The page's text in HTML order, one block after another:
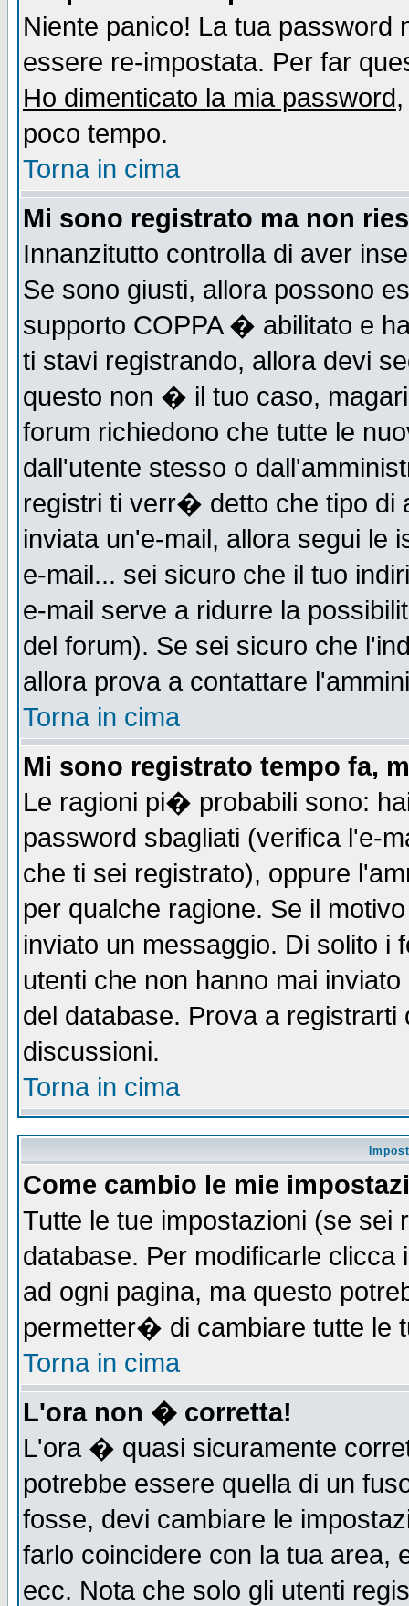
Niente panico! La tua
essere re-impostata. Per far
Ho dimenticato la mia password
poco tempo.
Torna in cima
Mi sono registrato ma non
Innanzitutto controlla di aver
Se sono giusti, allora possono
supporto COPPA � abilitato e
ti stavi registrando, allora devi
questo non � il tuo caso,
forum richiedono che tutte le
dall'utente stesso o
registri ti verr� detto che tipo
inviata un'e-mail, allora segui le
e-mail... sei sicuro che il tuo
e-mail serve a ridurre la
del forum). Se sei sicuro che
allora prova a contattare
Torna in cima
Mi sono registrato tempo fa,
Le ragioni pi� probabili sono:
password sbagliati (verifica l'e-
che ti sei registrato), oppure
per qualche ragione. Se il
inviato un messaggio. Di solito i
utenti che non hanno mai
del database. Prova a
discussioni.
Torna in cima
Come cambio le mie
Tutte le tue impostazioni (se sei
database. Per modificarle clicca
ad ogni pagina, ma questo
permetter� di cambiare tutte le
Torna in cima
L'ora non � corretta!
L'ora � quasi sicuramente
potrebbe essere quella di un
fosse, devi cambiare le
farlo coincidere con la tua area,
ecc. Nota che solo gli utenti